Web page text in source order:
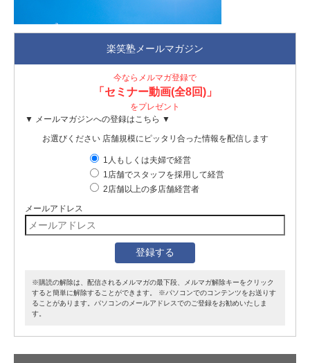
楽笑塾メールマガジン
今ならメルマガ登録で
「セミナー動画(全8回)」
をプレゼント
▼ メールマガジンへの登録はこちら ▼
お選びください 店舗規模に ピッタリ合った情報を配信します
1人もしくは夫婦で経営
1店舗でスタッフを採用して経営
2店舗以上の多店舗経営者
メールアドレス
※購読の解除は、配信されるメルマガの最下段、メルマガ解除キーをクリック
すると簡単に解除することができます。 ※パソコンでのコンテンツをお送りす
ることがあります。パソコンのメールアドレスでのご登録をお勧めいたしま
す。